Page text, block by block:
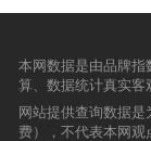
本网数据是由品牌指
算、数据统计真实客
网站提供查询数据
费），不代表本网观